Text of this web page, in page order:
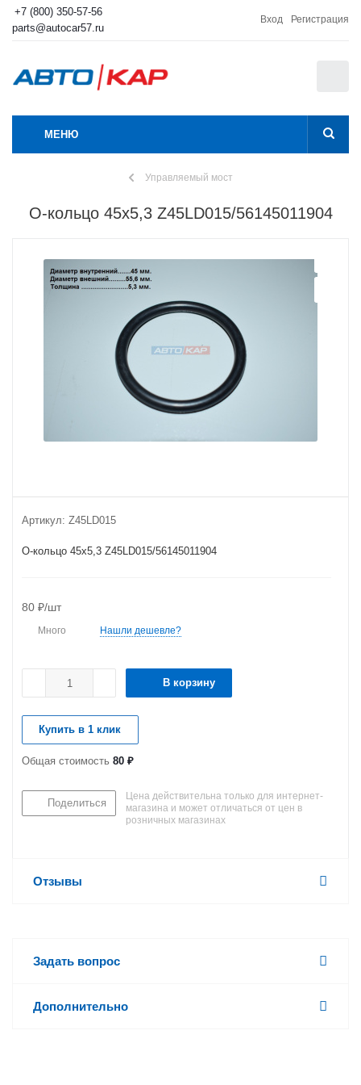
+7 (800) 350-57-56
parts@autocar57.ru
Вход Регистрация
МЕНЮ
Управляемый мост
О-кольцо 45х5,3 Z45LD015/56145011904
Артикул: Z45LD015
О-кольцо 45х5,3 Z45LD015/56145011904
80 ₽/шт
Много Нашли дешевле?
В корзину
Купить в 1 клик
Общая стоимость 80 ₽
Поделиться
Цена действительна только для интернет-
магазина и может отличаться от цен в
розничных магазинах
Отзывы
Задать вопрос
Дополнительно